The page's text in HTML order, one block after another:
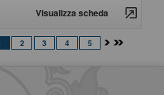
Visualizza scheda